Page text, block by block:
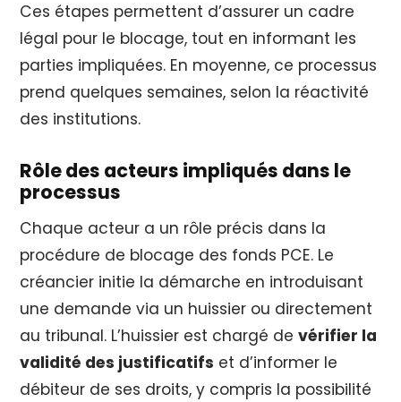
Ces étapes permettent d’assurer un cadre
légal pour le blocage, tout en informant les
parties impliquées. En moyenne, ce processus
prend quelques semaines, selon la réactivité
des institutions.
Rôle des acteurs impliqués dans le
processus
Chaque acteur a un rôle précis dans la
procédure de blocage des fonds PCE. Le
créancier initie la démarche en introduisant
une demande via un huissier ou directement
au tribunal. L’huissier est chargé de vérifier la
validité des justificatifs et d’informer le
débiteur de ses droits, y compris la possibilité